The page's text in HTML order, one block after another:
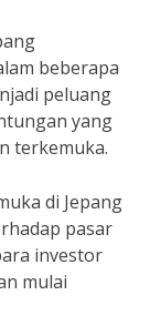
beberapa
peluang
yang
terkemuka.
di Jepang
pasar
investor
mulai